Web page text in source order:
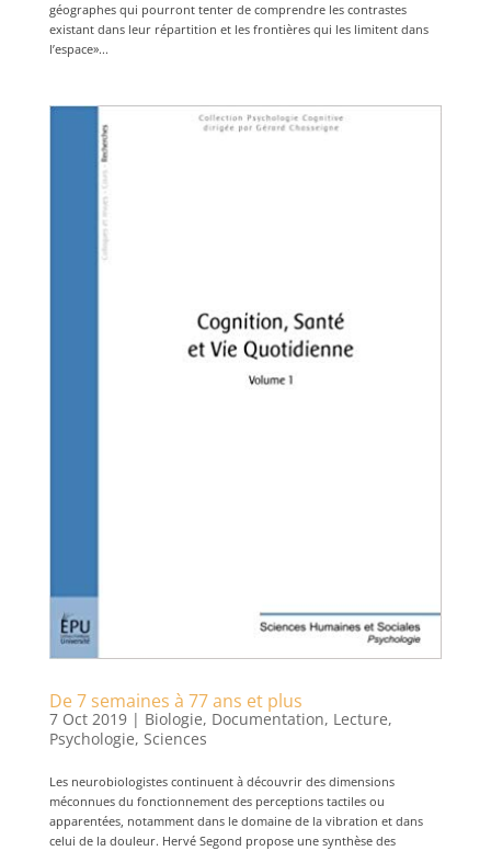
géographes qui pourront tenter de comprendre les contrastes
existant dans leur répartition et les frontières qui les limitent dans
l’espace»...
De 7 semaines à 77 ans et plus
7 Oct 2019| Biologie, Documentation, Lecture,
Psychologie, Sciences
Les neurobiologistes continuent à découvrir des dimensions
méconnues du fonctionnement des perceptions tactiles ou
apparentées, notamment dans le domaine de la vibration et dans
celui de la douleur. Hervé Segond propose une synthèse des